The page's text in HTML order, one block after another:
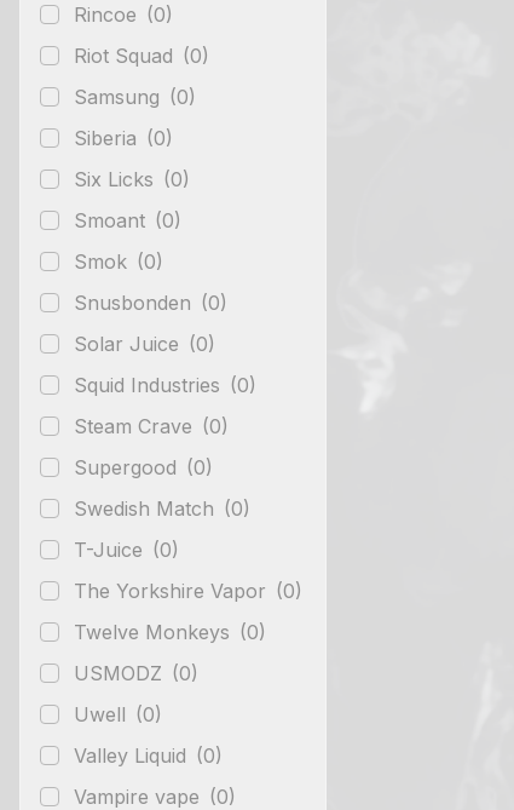
Rincoe (0)
Riot Squad (0)
Samsung (0)
Siberia (0)
Six Licks (0)
Smoant (0)
Smok (0)
Snusbonden (0)
Solar Juice (0)
Squid Industries (0)
Steam Crave (0)
Supergood (0)
Swedish Match (0)
T-Juice (0)
The Yorkshire Vapor (0)
Twelve Monkeys (0)
USMODZ (0)
Uwell (0)
Valley Liquid (0)
Vampire vape (0)